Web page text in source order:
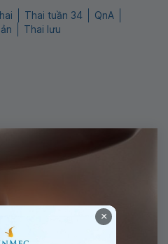
Thai tuần 34
QnA
Thai lưu
×